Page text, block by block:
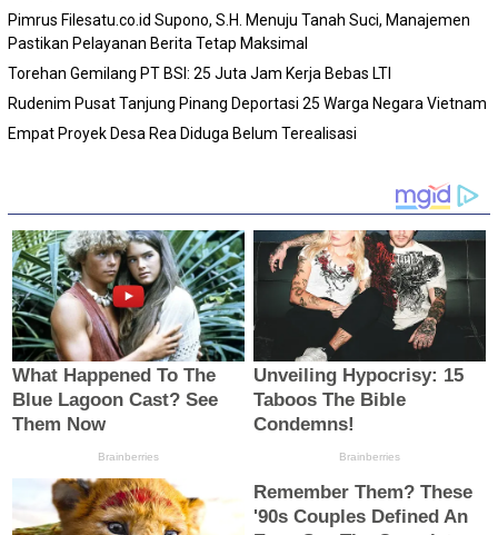
Pimrus Filesatu.co.id Supono, S.H. Menuju Tanah Suci, Manajemen
Pastikan Pelayanan Berita Tetap Maksimal
Torehan Gemilang PT BSI: 25 Juta Jam Kerja Bebas LTI
Rudenim Pusat Tanjung Pinang Deportasi 25 Warga Negara Vietnam
Empat Proyek Desa Rea Diduga Belum Terealisasi